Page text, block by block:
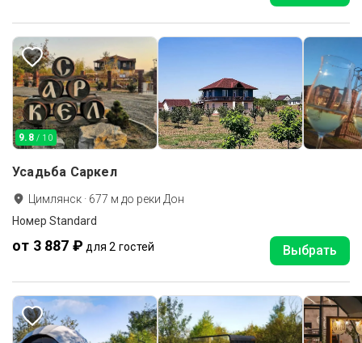
9.8 / 10
Усадьба Саркел
Цимлянск · 677 м до реки Дон
Номер Standard
от 3 887 ₽ для 2 гостей Выбрать